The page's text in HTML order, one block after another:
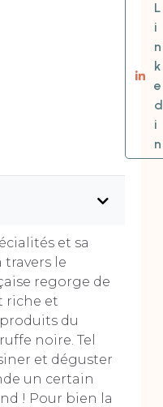
L
i
n
k
e
d
i
n
et sa
le
regorge de
riche et
du
noire. Tel
et déguster
un certain
! Pour bien la